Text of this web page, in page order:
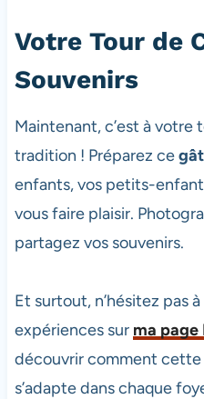
Votre Tour de
Souvenirs
Maintenant, c’est à
tradition ! Préparez ce
enfants, vos petits-
vous faire plaisir.
partagez vos souvenirs.
Et surtout, n’hésitez pas
expériences sur ma page
découvrir comment
s’adapte dans chaque